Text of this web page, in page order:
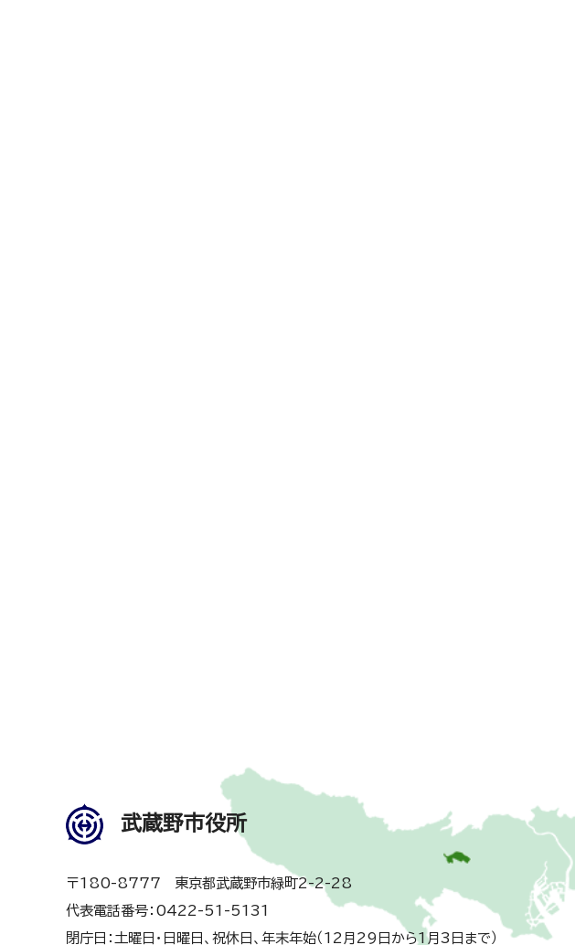
武蔵野市役所
〒180-8777 東京都武蔵野市緑町2-2-28
代表電話番号：0422-51-5131
閉庁日：土曜日・日曜日、祝休日、年末年始（12月29日から1月3日まで）